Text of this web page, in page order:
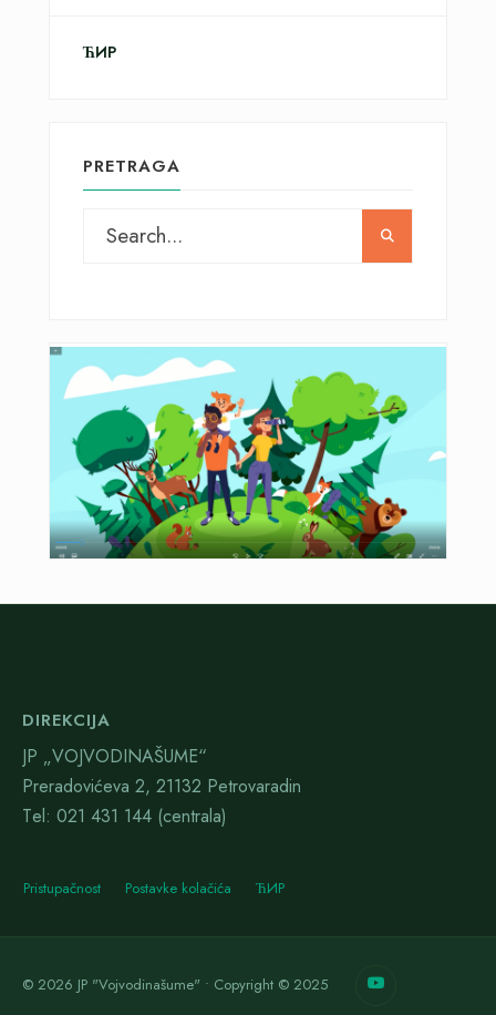
ЋИР
PRETRAGA
DIREKCIJA
JP „VOJVODINAŠUME“
Preradovićeva 2, 21132 Petrovaradin
Тel: 021 431 144 (centrala)
Pristupačnost Postavke kolačića ЋИР
© 2026 JP "Vojvodinašume" • Copyright © 2025